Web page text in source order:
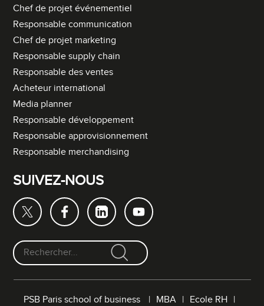
Chef de projet événementiel
Responsable communication
Chef de projet marketing
Responsable supply chain
Responsable des ventes
Acheteur international
Media planner
Responsable développement
Responsable approvisionnement
Responsable merchandising
SUIVEZ-NOUS
F
PSB Paris school of business MBA Ecole RH